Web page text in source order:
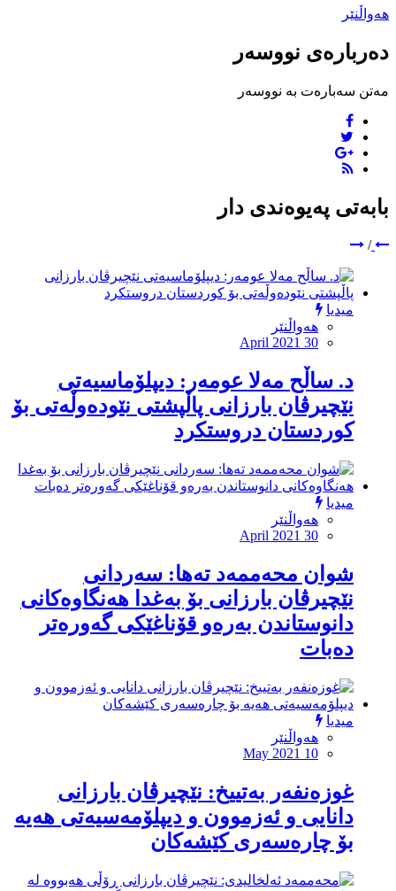
هەواڵنێر
دەربارەی نووسەر
مەتن سەبارەت بە نووسەر
بابەتی پەیوەندی دار
/
میدیا
هەواڵنێر
April 2021 30
د. ساڵح مەلا عومەر: دیپلۆماسیەتى
نێچیرڤان بارزانى پاڵپشتى نێودەوڵەتى بۆ
کوردستان دروستکرد
میدیا
هەواڵنێر
April 2021 30
شوان محەممەد تەها: سەردانى
نێچیرڤان بارزانى بۆ بەغدا هەنگاوەکانى
دانوستاندن بەرەو قۆناغێکى گەورەتر
دەبات
میدیا
هەواڵنێر
May 2021 10
غوزەنفەر بەتییخ: نێچیرڤان بارزانى
دانایى و ئەزموون و دیپلۆمەسیەتى هەیە
بۆ چارەسەرى کێشەکان